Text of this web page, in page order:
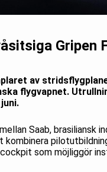
Gripen
av
flygvapnet.
Saab, brasiliansk
som möjliggör